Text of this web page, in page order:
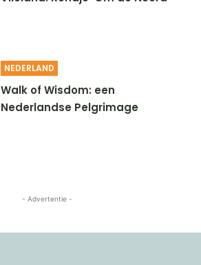
NEDERLAND
Walk of Wisdom: een
Nederlandse Pelgrimage
- Advertentie -